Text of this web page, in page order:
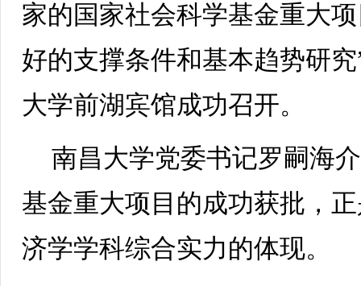
家的国家社会科学基金重大
好的支撑条件和基本趋势研
大学前湖宾馆成功召开。
南昌大学党委书记罗嗣海
基金重大项目的成功获批，
济学学科综合实力的体现。